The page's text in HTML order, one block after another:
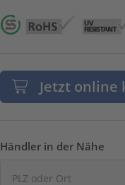
Jetzt online
Händler in der Nähe